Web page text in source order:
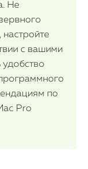
Не
с вашими
удобство
по
Pro